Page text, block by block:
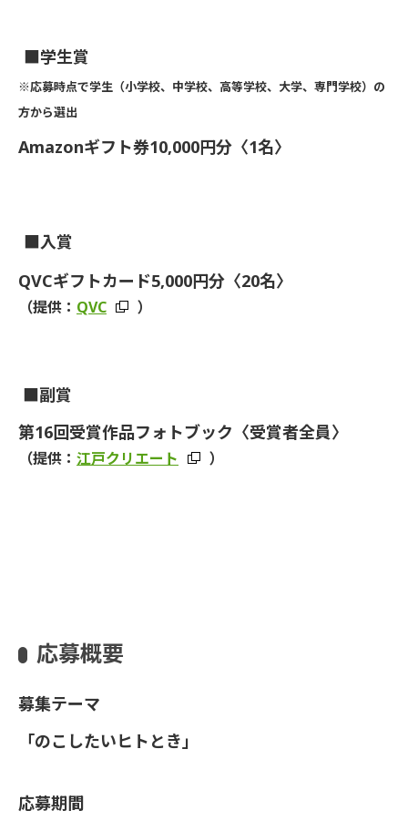
■学生賞
※応募時点で学生（小学校、中学校、高等学校、大学、専門学校）の
方から選出
Amazonギフト券10,000円分〈1名〉
■入賞
QVCギフトカード5,000円分〈20名〉
（提供： QVC ）
■副賞
第16回受賞作品フォトブック〈受賞者全員〉
（提供： 江戸クリエート ）
応募概要
募集テーマ
「のこしたいヒトとき」
応募期間